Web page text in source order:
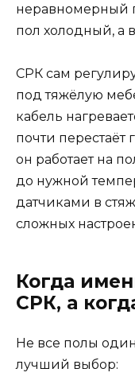
неравномерный
пол холодный, а
СРК сам
под тяжёлую
кабель
почти перестаёт
он работает на
до нужной
датчиками в
сложных
Когда
СРК, а
Не все полы
лучший выбор: